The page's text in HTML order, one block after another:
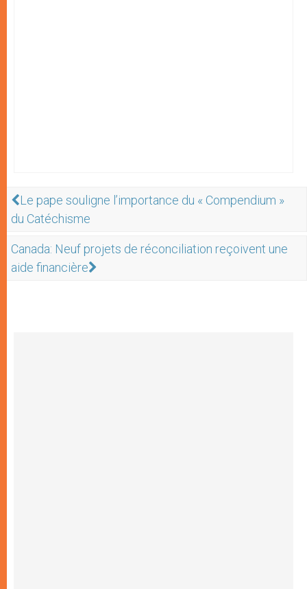
Le pape souligne l’importance du « Compendium »
du Catéchisme
Canada: Neuf projets de réconciliation reçoivent une
aide financière